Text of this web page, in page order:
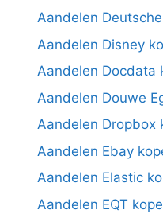
Aandelen
Aandelen Disney
Aandelen Docdata
Aandelen Douwe
Aandelen Dropbox
Aandelen Ebay
Aandelen Elastic
Aandelen EQT